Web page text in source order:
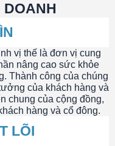
DOANH
vị thế là đơn vị cung
nâng cao sức khỏe
Thành công của chúng
của khách hàng và
chung của cộng đồng,
hàng và cổ đông.
LÕI